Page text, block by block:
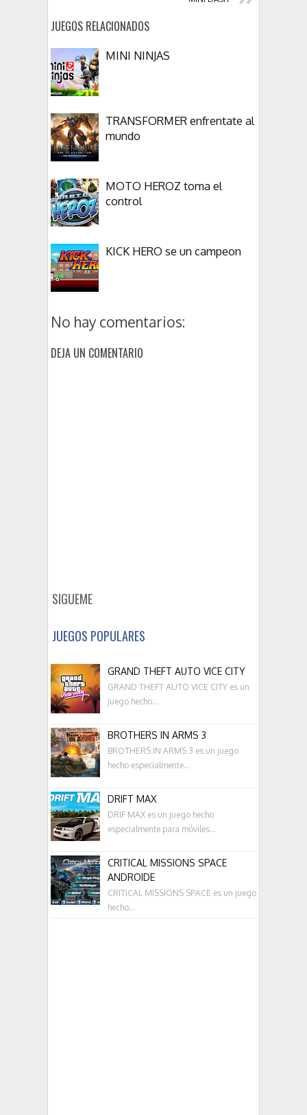
JUEGOS RELACIONADOS
MINI NINJAS
TRANSFORMER enfrentate al
mundo
MOTO HEROZ toma el
control
KICK HERO se un campeon
No hay comentarios:
DEJA UN COMENTARIO
SIGUEME
JUEGOS POPULARES
GRAND THEFT AUTO VICE CITY
GRAND THEFT AUTO VICE CITY es un
juego hecho...
BROTHERS IN ARMS 3
BROTHERS IN ARMS 3 es un juego
hecho especialmente...
DRIFT MAX
DRIF MAX es un juego hecho
especialmente para móviles...
CRITICAL MISSIONS SPACE
ANDROIDE
CRITICAL MISSIONS SPACE es un juego
hecho...